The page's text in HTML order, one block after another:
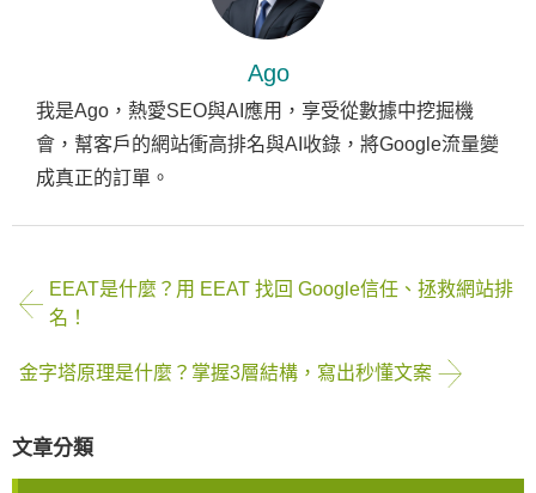
Ago
我是Ago，熱愛SEO與AI應用，享受從數據中挖掘機
會，幫客戶的網站衝高排名與AI收錄，將Google流量變
成真正的訂單。
EEAT是什麼？用 EEAT 找回 Google信任、拯救網站排
名！
金字塔原理是什麼？掌握3層結構，寫出秒懂文案
文章分類